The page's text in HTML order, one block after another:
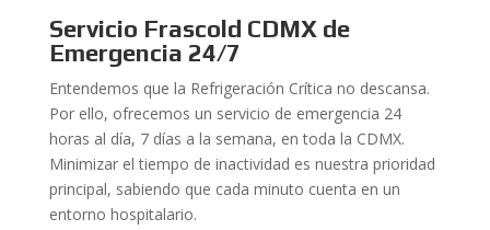
Servicio Frascold CDMX de
Emergencia 24/7
Entendemos que la Refrigeración Crítica no descansa.
Por ello, ofrecemos un servicio de emergencia 24
horas al día, 7 días a la semana, en toda la CDMX.
Minimizar el tiempo de inactividad es nuestra prioridad
principal, sabiendo que cada minuto cuenta en un
entorno hospitalario.